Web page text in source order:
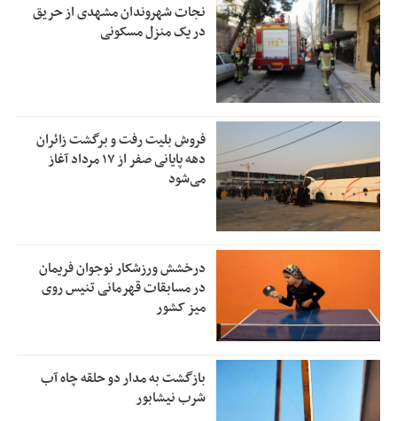
نجات شهروندان مشهدی از حریق
در یک منزل مسکونی
فروش بلیت رفت و برگشت زائران
دهه پایانی صفر از ۱۷ مرداد آغاز
می‌شود
درخشش ورزشکار نوجوان فریمان
در مسابقات قهرمانی تنیس روی
میز کشور
بازگشت به مدار دو حلقه چاه آب
شرب نیشابور